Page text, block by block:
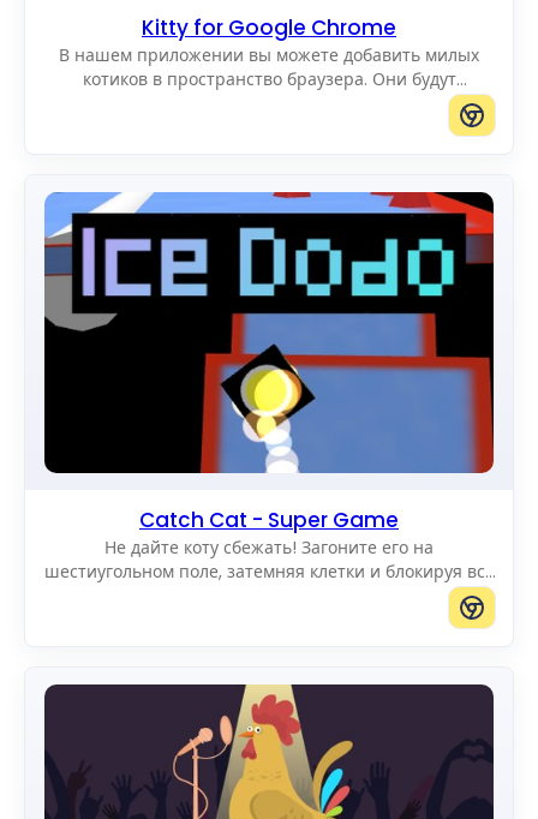
Kitty for Google Chrome
В нашем приложении вы можете добавить милых
котиков в пространство браузера. Они будут
радовать вас, двигаясь по экрану. Вы можете
Catch Cat - Super Game
Не дайте коту сбежать! Загоните его на
шестиугольном поле, затемняя клетки и блокируя все